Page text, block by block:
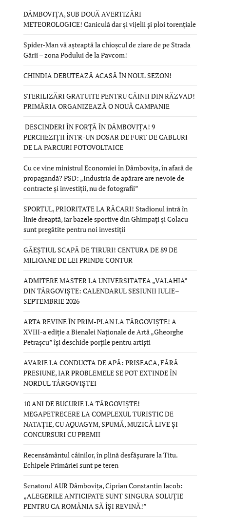
DÂMBOVIȚA, SUB DOUĂ AVERTIZĂRI
METEOROLOGICE! Caniculă dar și vijelii și ploi torențiale
Spider-Man vă așteaptă la chioșcul de ziare de pe Strada
Gării – zona Podului de la Pavcom!
CHINDIA DEBUTEAZĂ ACASĂ ÎN NOUL SEZON!
STERILIZĂRI GRATUITE PENTRU CÂINII DIN RĂZVAD!
PRIMĂRIA ORGANIZEAZĂ O NOUĂ CAMPANIE
DESCINDERI ÎN FORȚĂ ÎN DÂMBOVIȚA! 9
PERCHEZIȚII ÎNTR-UN DOSAR DE FURT DE CABLURI
DE LA PARCURI FOTOVOLTAICE
Cu ce vine ministrul Economiei în Dâmbovița, în afară de
propagandă? PSD: „Industria de apărare are nevoie de
contracte și investiții, nu de fotografii”
SPORTUL, PRIORITATE LA RĂCARI! Stadionul intră în
linie dreaptă, iar bazele sportive din Ghimpați și Colacu
sunt pregătite pentru noi investiții
GĂEȘTIUL SCAPĂ DE TIRURI! CENTURA DE 89 DE
MILIOANE DE LEI PRINDE CONTUR
ADMITERE MASTER LA UNIVERSITATEA „VALAHIA”
DIN TÂRGOVIȘTE: CALENDARUL SESIUNII IULIE–
SEPTEMBRIE 2026
ARTA REVINE ÎN PRIM-PLAN LA TÂRGOVIȘTE! A
XVIII-a ediție a Bienalei Naționale de Artă „Gheorghe
Petrașcu” își deschide porțile pentru artiști
AVARIE LA CONDUCTA DE APĂ: PRISEACA, FĂRĂ
PRESIUNE, IAR PROBLEMELE SE POT EXTINDE ÎN
NORDUL TÂRGOVIȘTEI
10 ANI DE BUCURIE LA TÂRGOVIȘTE!
MEGAPETRECERE LA COMPLEXUL TURISTIC DE
NATAȚIE, CU AQUAGYM, SPUMĂ, MUZICĂ LIVE ȘI
CONCURSURI CU PREMII
Recensământul câinilor, în plină desfășurare la Titu.
Echipele Primăriei sunt pe teren
Senatorul AUR Dâmbovița, Ciprian Constantin Iacob:
„ALEGERILE ANTICIPATE SUNT SINGURA SOLUȚIE
PENTRU CA ROMÂNIA SĂ ÎȘI REVINĂ!”